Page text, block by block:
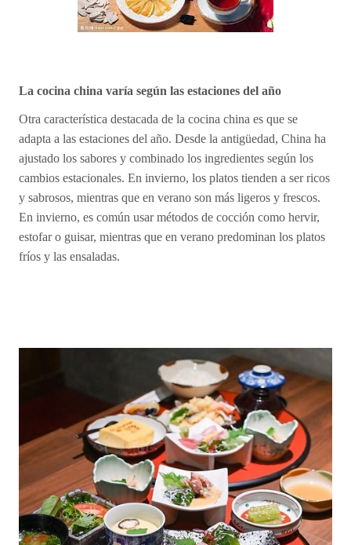
La cocina china varía según las estaciones del año
Otra característica destacada de la cocina china es que se
adapta a las estaciones del año. Desde la antigüedad, China ha
ajustado los sabores y combinado los ingredientes según los
cambios estacionales. En invierno, los platos tienden a ser ricos
y sabrosos, mientras que en verano son más ligeros y frescos.
En invierno, es común usar métodos de cocción como hervir,
estofar o guisar, mientras que en verano predominan los platos
fríos y las ensaladas.